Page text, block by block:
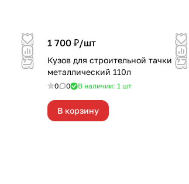
1 700 ₽/шт
Кузов для строительной тачки
металлический 110л
0 0 В наличии: 1 шт
В корзину